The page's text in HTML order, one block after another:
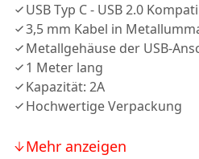
USB Typ C - USB 2.0
3,5 mm Kabel in
Metallgehäuse der USB-
1 Meter lang
Kapazität: 2A
Hochwertige Verpackung
Mehr anzeigen